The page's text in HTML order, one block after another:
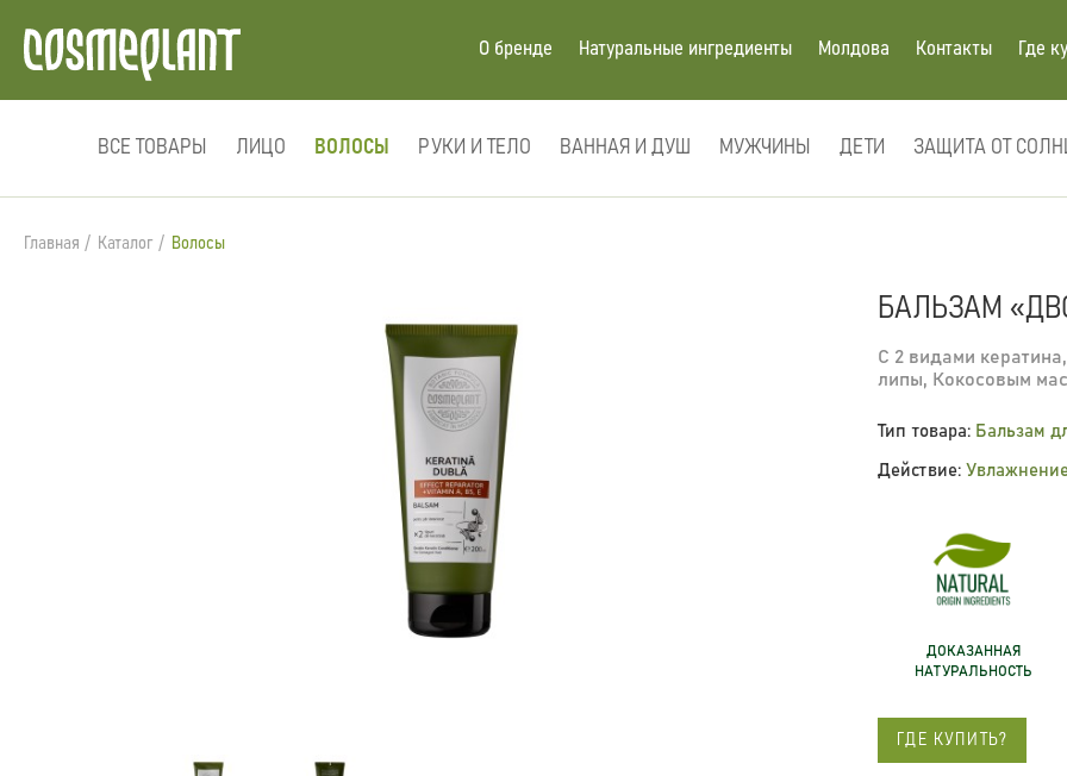
О бренде Натуральные ингредиенты Молдова Контакты Где
ВСЕ ТОВАРЫ ЛИЦО ВОЛОСЫ РУКИ И ТЕЛО ВАННАЯ И ДУШ МУЖЧИНЫ ДЕТИ ЗАЩИТА ОТ
Главная Каталог Волосы
БАЛЬЗАМ
С 2 видами
липы, Кокосовым
Тип товара: Бальзам
Действие:
ДОКАЗАННАЯ
НАТУРАЛЬНОСТЬ
ГДЕ КУПИТЬ?